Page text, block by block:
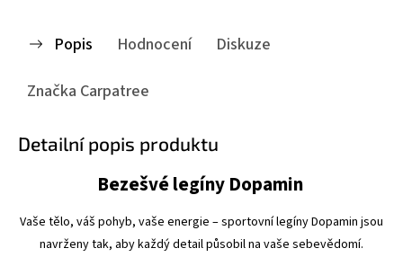
Popis Hodnocení
Diskuze
Značka Carpatree
Detailní popis produktu
Bezešvé legíny Dopamin
Vaše tělo, váš pohyb, vaše energie – sportovní legíny Dopamin jsou
navrženy tak, aby každý detail působil na vaše sebevědomí.